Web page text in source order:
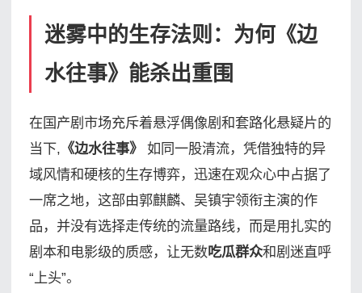
迷雾中的生存法则：为何《边
水往事》能杀出重围
在国产剧市场充斥着悬浮偶像剧和套路化悬疑片的
当下, 《边水往事》
如同一股清流，凭借独特的异
域风情和硬核的生存博弈，迅速在观众心中占据了
一席之地，这部由郭麒麟、吴镇宇领衔主演的作
品，并没有选择走传统的流量路线，而是用扎实的
剧本和电影级的质感，让无数吃瓜群众和剧迷直呼
“上头”。